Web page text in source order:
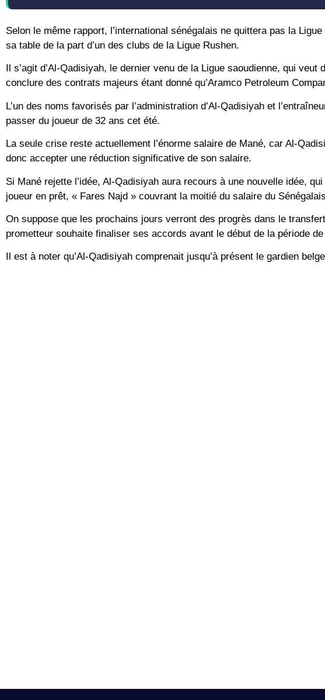
Selon le même rapport, l’international sénégalais ne quittera pas la
sa table de la part d’un des clubs de la Ligue Rushen.
Il s’agit d’Al-Qadisiyah, le dernier venu de la Ligue saoudienne, qui
conclure des contrats majeurs étant donné qu’Aramco Petroleum
L’un des noms favorisés par l’administration d’Al-Qadisiyah et
passer du joueur de 32 ans cet été.
La seule crise reste actuellement l’énorme salaire de Mané, car Al-
donc accepter une réduction significative de son salaire.
Si Mané rejette l’idée, Al-Qadisiyah aura recours à une nouvelle idée,
joueur en prêt, « Fares Najd » couvrant la moitié du salaire du
On suppose que les prochains jours verront des progrès dans le
prometteur souhaite finaliser ses accords avant le début de la période
Il est à noter qu’Al-Qadisiyah comprenait jusqu’à présent le gardien